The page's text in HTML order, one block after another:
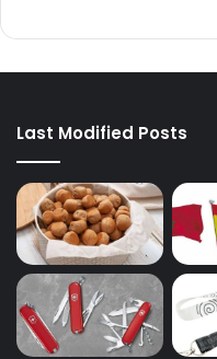
Last Modified Posts